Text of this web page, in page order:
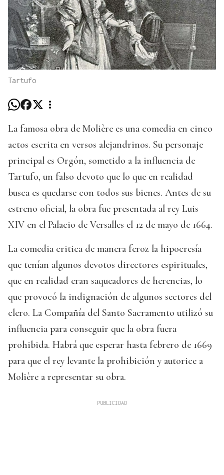
Tartufo
La famosa obra de Molière es una comedia en cinco
actos escrita en versos alejandrinos. Su personaje
principal es Orgón, sometido a la influencia de
Tartufo, un falso devoto que lo que en realidad
busca es quedarse con todos sus bienes. Antes de su
estreno oficial, la obra fue presentada al rey Luis
XIV en el Palacio de Versalles el 12 de mayo de 1664.
La comedia critica de manera feroz la hipocresía
que tenían algunos devotos directores espirituales,
que en realidad eran saqueadores de herencias, lo
que provocó la indignación de algunos sectores del
clero. La Compañía del Santo Sacramento utilizó su
influencia para conseguir que la obra fuera
prohibida. Habrá que esperar hasta febrero de 1669
para que el rey levante la prohibición y autorice a
Molière a representar su obra.